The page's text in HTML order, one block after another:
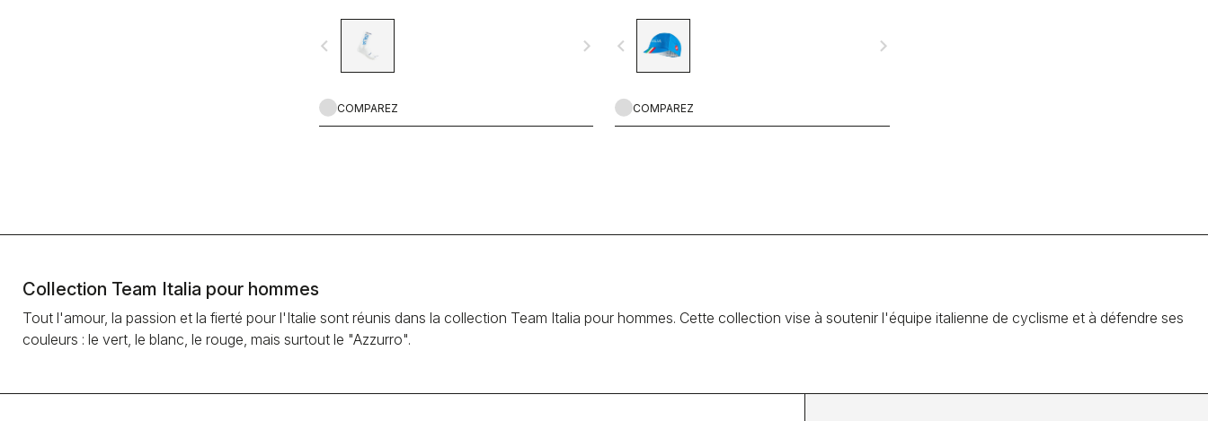
navigate_before navigate_next
COMPAREZ
navigate_before navigate_next
COMPAREZ
Collection Team Italia pour hommes
Tout l'amour, la passion et la fierté pour l'Italie sont réunis dans la collection Team Italia pour hommes. Cette collection vise à soutenir l'équipe italienne de cyclisme et à défendre ses
couleurs : le vert, le blanc, le rouge, mais surtout le "Azzurro".